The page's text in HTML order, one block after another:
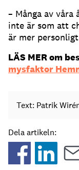
– Många av
inte är som att
är mer
LÄS MER om
mysfaktor
Text: Patrik
Dela artikeln: